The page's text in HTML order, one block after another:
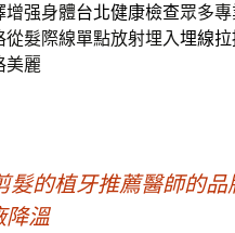
增强身體台北健康檢查眾多
從髮際線單點放射埋入埋線拉
美麗
髮的植牙推薦醫師的
降溫